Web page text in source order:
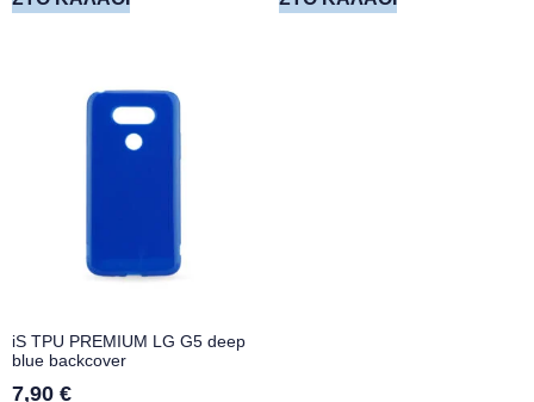
iS TPU PREMIUM LG G5 deep
blue backcover
7,90 €